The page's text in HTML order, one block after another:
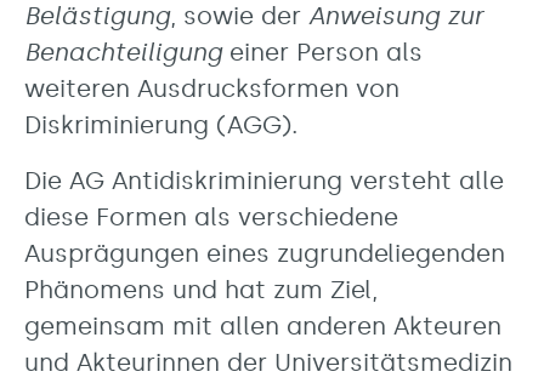
Belästigung, sowie der Anweisung zur
Benachteiligungeiner Person als
weiteren Ausdrucksformen von
Diskriminierung (AGG).
Die AG Antidiskriminierung versteht alle
diese Formen als verschiedene
Ausprägungen eines zugrundeliegenden
Phänomens und hat zum Ziel,
gemeinsam mit allen anderen Akteuren
und Akteurinnen der Universitätsmedizin